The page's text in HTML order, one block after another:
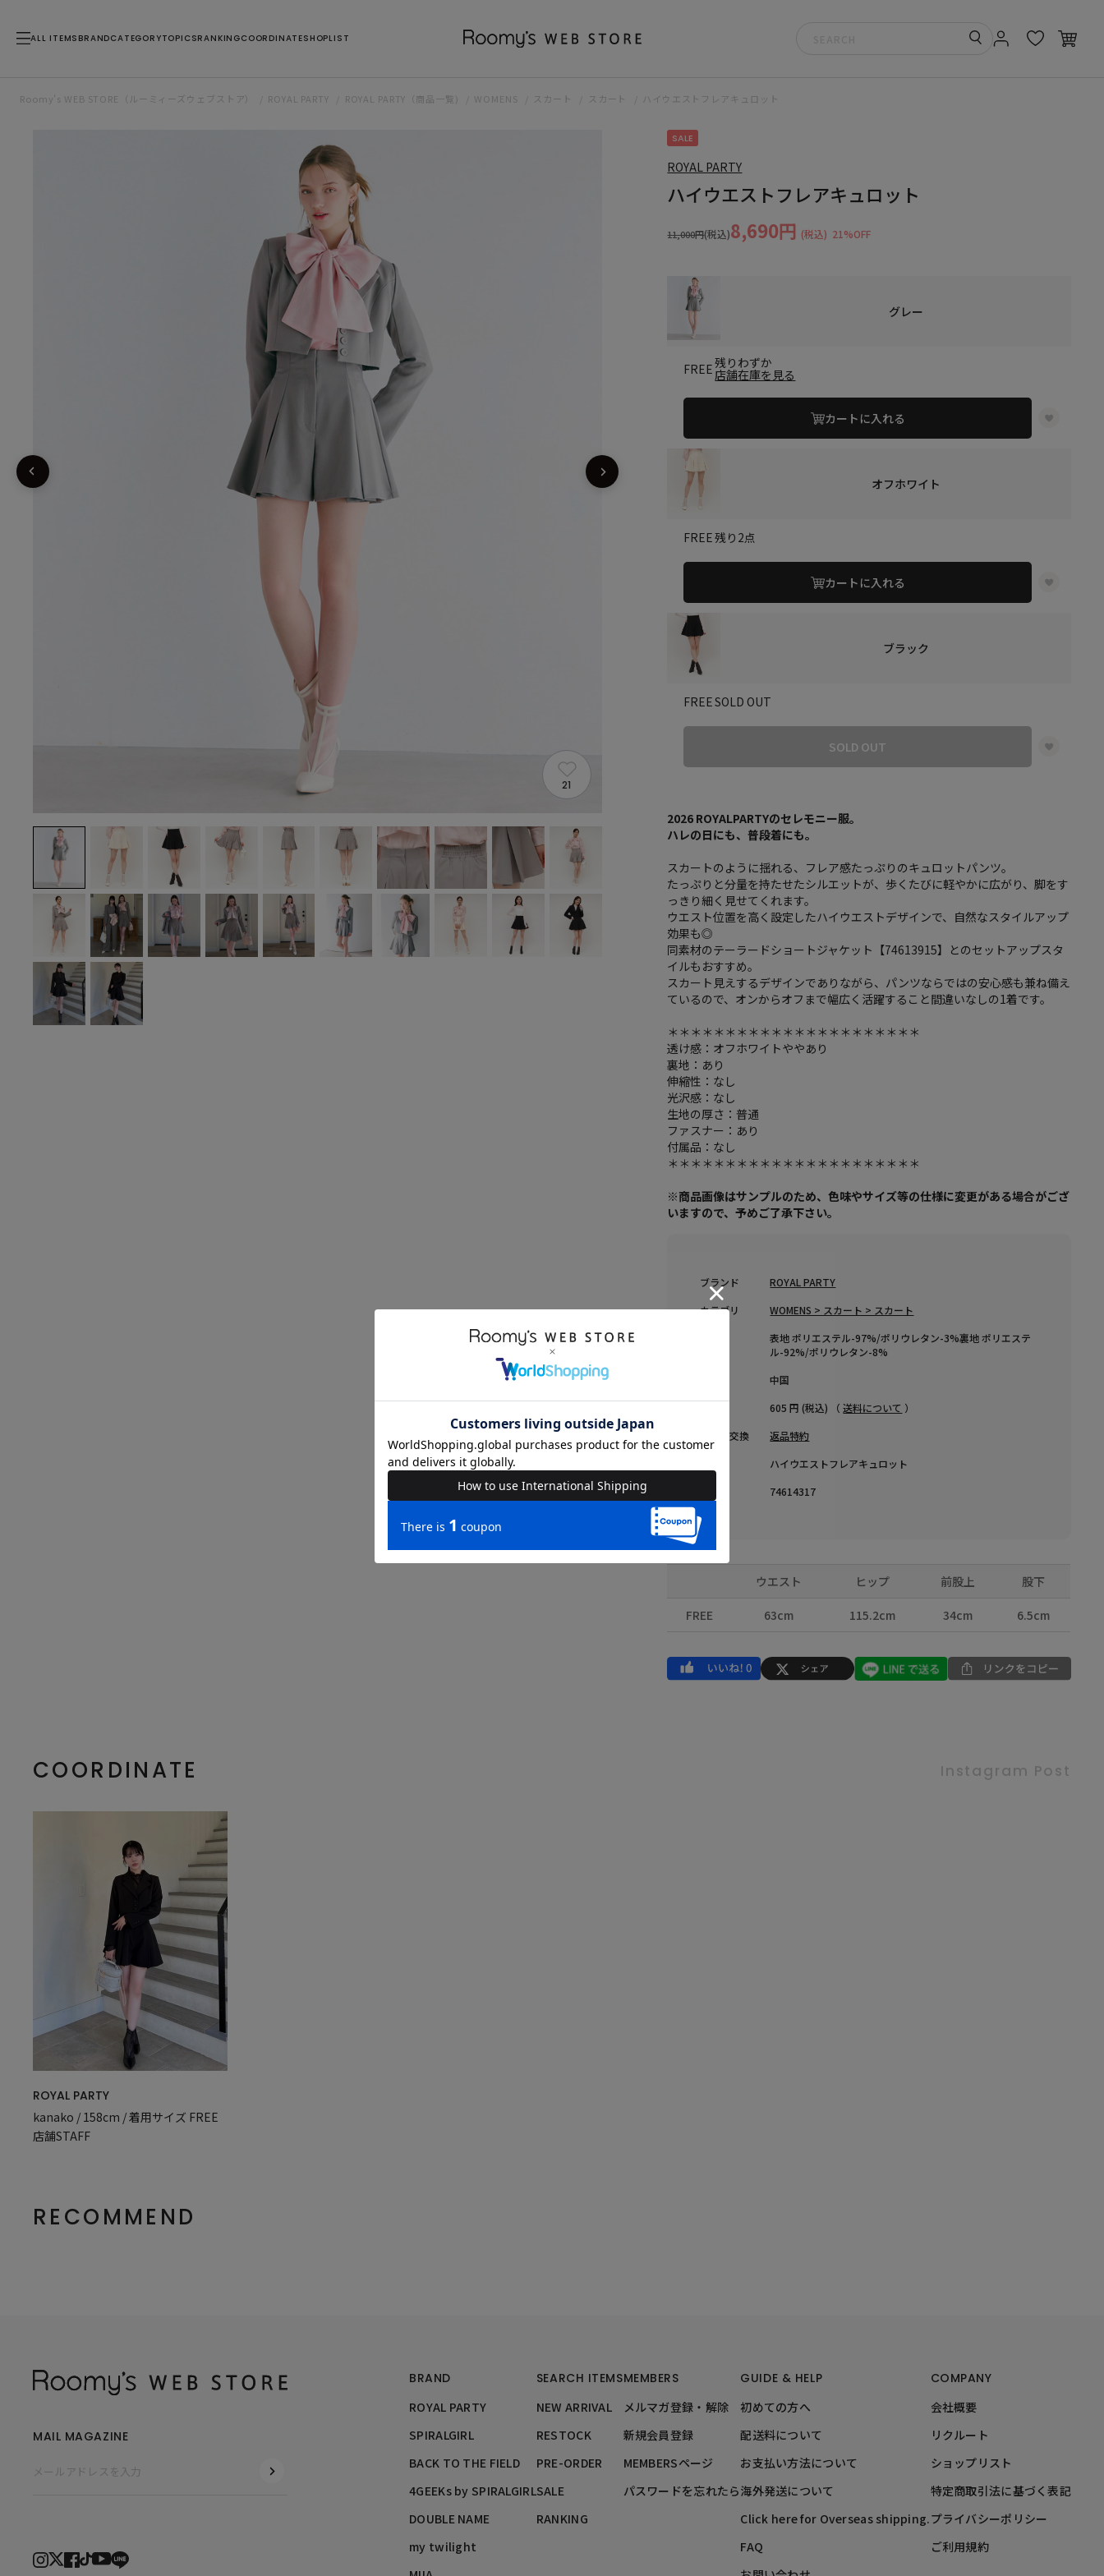
ALL ITEMS BRANDCATEGORYTOPICSRANKINGCOORDINATESHOPLIST
Roomy’s WEB STORE（ルーミィーズウェブストア） ROYAL PARTY ROYAL PARTY（商品一覧) WOMENS スカート スカート ハイウエストフレアキュロット
21
SALE
ROYAL PARTY
ハイウエストフレアキュロット
11,000円(税込)8,690円 (税込) 21%OFF
グレー
FREE残りわずか
店舗在庫を見る
カートに入れる
オフホワイト
FREE残り2点
カートに入れる
ブラック
FREESOLD OUT
SOLD OUT
2026 ROYALPARTYのセレモニー服。
ハレの日にも、普段着にも。
スカートのように揺れる、フレア感たっぷりのキュロットパンツ。
たっぷりと分量を持たせたシルエットが、歩くたびに軽やかに広がり、脚をす
っきり細く見せてくれます。
ウエスト位置を高く設定したハイウエストデザインで、自然なスタイルアップ
効果も◎
同素材のテーラードショートジャケット【74613915】とのセットアップスタ
イルもおすすめ。
スカート見えするデザインでありながら、パンツならではの安心感も兼ね備え
ているので、オンからオフまで幅広く活躍すること間違いなしの1着です。
＊＊＊＊＊＊＊＊＊＊＊＊＊＊＊＊＊＊＊＊＊＊
透け感：オフホワイトややあり
裏地：あり
伸縮性：なし
光沢感：なし
生地の厚さ：普通
ファスナー：あり
付属品：なし
＊＊＊＊＊＊＊＊＊＊＊＊＊＊＊＊＊＊＊＊＊＊
※商品画像はサンプルのため、色味やサイズ等の仕様に変更がある場合がござ
いますので、予めご了承下さい。
ブランド
ROYAL PARTY
カテゴリ
WOMENS > スカート > スカート
表地 ポリエステル-97%/ポリウレタン-3%裏地 ポリエステ
ル-92%/ポリウレタン-8%
中国
605 円 (税込) （送料について ）
返品・交換
返品特約
ハイウエストフレアキュロット
74614317
ウエスト ヒップ 前股上 股下
FREE 63cm 115.2cm 34cm 6.5cm
COORDINATE Instagram Post
ROYAL PARTY
kanako / 158cm / 着用サイズ FREE
店舗STAFF
RECOMMEND
BRAND
ROYAL PARTY
SPIRALGIRL
BACK TO THE FIELD
4GEEKs by SPIRALGIRL
DOUBLE NAME
my twilight
SEARCH ITEMS
NEW ARRIVAL
RESTOCK
PRE-ORDER
SALE
RANKING
MEMBERS
メルマガ登録・解除
新規会員登録
MEMBERSページ
パスワードを忘れたら
GUIDE & HELP
初めての方へ
配送料について
お支払い方法について
海外発送について
Click here for Overseas shipping.
FAQ
COMPANY
会社概要
リクルート
ショップリスト
特定商取引法に基づく表記
プライバシーポリシー
ご利用規約
MAIL MAGAZINE